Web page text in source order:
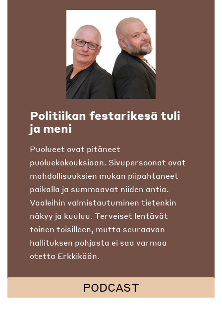
Politiikan festarikesä tuli
ja meni
Puolueet ovat pitäneet
puoluekokouksiaan. Sivupersoonat ovat
mahdollisuuksien mukan piipahtaneet
paikalla ja summaavat niiden antia.
Vaaleihin valmistautuminen tietenkin
näkyy ja kuuluu. Terveiset lentävät
toinen toisilleen, mutta seuraavan
hallituksen pohjasta ei saa varmaa
otetta Erkkikään.
PODCAST